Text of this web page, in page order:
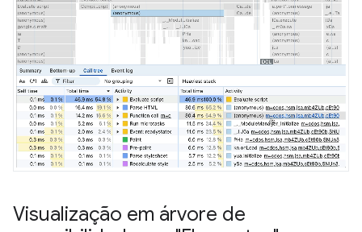
Visualização em árvore de